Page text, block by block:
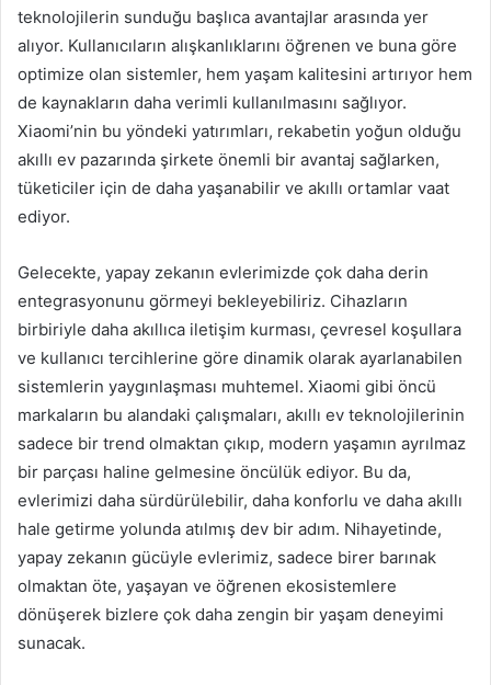
teknolojilerin sunduğu başlıca avantajlar arasında yer
alıyor. Kullanıcıların alışkanlıklarını öğrenen ve buna göre
optimize olan sistemler, hem yaşam kalitesini artırıyor hem
de kaynakların daha verimli kullanılmasını sağlıyor.
Xiaomi’nin bu yöndeki yatırımları, rekabetin yoğun olduğu
akıllı ev pazarında şirkete önemli bir avantaj sağlarken,
tüketiciler için de daha yaşanabilir ve akıllı ortamlar vaat
ediyor.
Gelecekte, yapay zekanın evlerimizde çok daha derin
entegrasyonunu görmeyi bekleyebiliriz. Cihazların
birbiriyle daha akıllıca iletişim kurması, çevresel koşullara
ve kullanıcı tercihlerine göre dinamik olarak ayarlanabilen
sistemlerin yaygınlaşması muhtemel. Xiaomi gibi öncü
markaların bu alandaki çalışmaları, akıllı ev teknolojilerinin
sadece bir trend olmaktan çıkıp, modern yaşamın ayrılmaz
bir parçası haline gelmesine öncülük ediyor. Bu da,
evlerimizi daha sürdürülebilir, daha konforlu ve daha akıllı
hale getirme yolunda atılmış dev bir adım. Nihayetinde,
yapay zekanın gücüyle evlerimiz, sadece birer barınak
olmaktan öte, yaşayan ve öğrenen ekosistemlere
dönüşerek bizlere çok daha zengin bir yaşam deneyimi
sunacak.